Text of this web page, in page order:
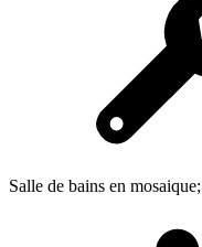
Salle de bains en